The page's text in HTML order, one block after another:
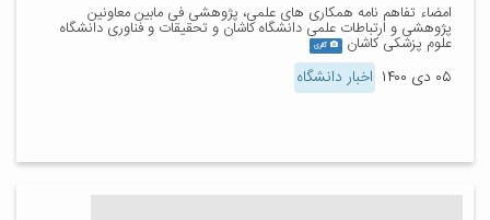
امضاء تفاهم نامه همکاری های علمی، پژوهشی فی مابین معاونین
پژوهشی و ارتباطات علمی دانشگاه کاشان و تحقیقات و فناوری دانشگاه
علوم پزشکی کاشان گالری
۰۵ دی ۱۴۰۰ اخبار دانشگاه